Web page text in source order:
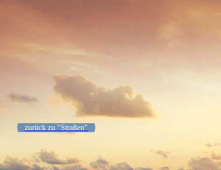
7013 - (0001) Krabbenstraße
zurück zu "Straßen"